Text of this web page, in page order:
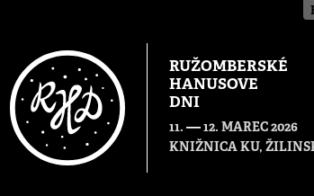
RUŽOMBERSKÉ
HANUSOVE
DNI
11. — 12. MAREC 2026
KNIŽNICA KU,